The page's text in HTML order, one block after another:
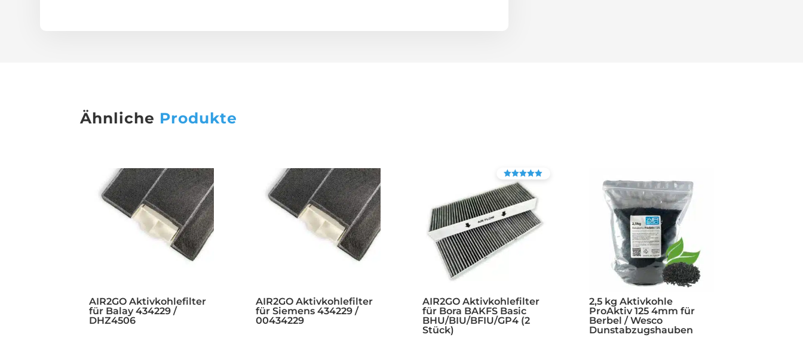
Ähnliche Produkte
AIR2GO Aktivkohlefilter
für Balay 434229 /
DHZ4506
AIR2GO Aktivkohlefilter
für Siemens 434229 /
00434229
AIR2GO Aktivkohlefilter
für Bora BAKFS Basic
BHU/BIU/BFIU/GP4 (2
Stück)
Bewertet mit
4.90
von 5
2,5 kg Aktivkohle
ProAktiv 125 4mm für
Berbel / Wesco
Dunstabzugshauben